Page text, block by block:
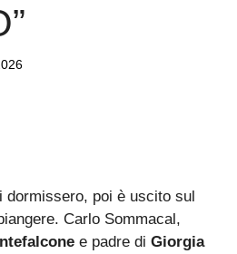
dormissero, poi è uscito sul
Carlo Sommacal,
e padre di Giorgia